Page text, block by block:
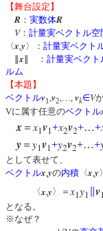
【舞台設定】
R ： 実数体R
V： 計量実ベクトル空
〈x y 〉： 計量実ベクト
∥x∥ ： 計量実ベクト
ルム
【本題】
ベクトルv1 v2 vk∈V
Vに属す任意のベクトル
x ＝ x1v1+x2v2+…+
y ＝ y1v1+y2v2+…+
として表せて、
ベクトルx,yの内積 〈x,y
〈x,y 〉 ＝ x1y1 v1
となる。
※なぜ？